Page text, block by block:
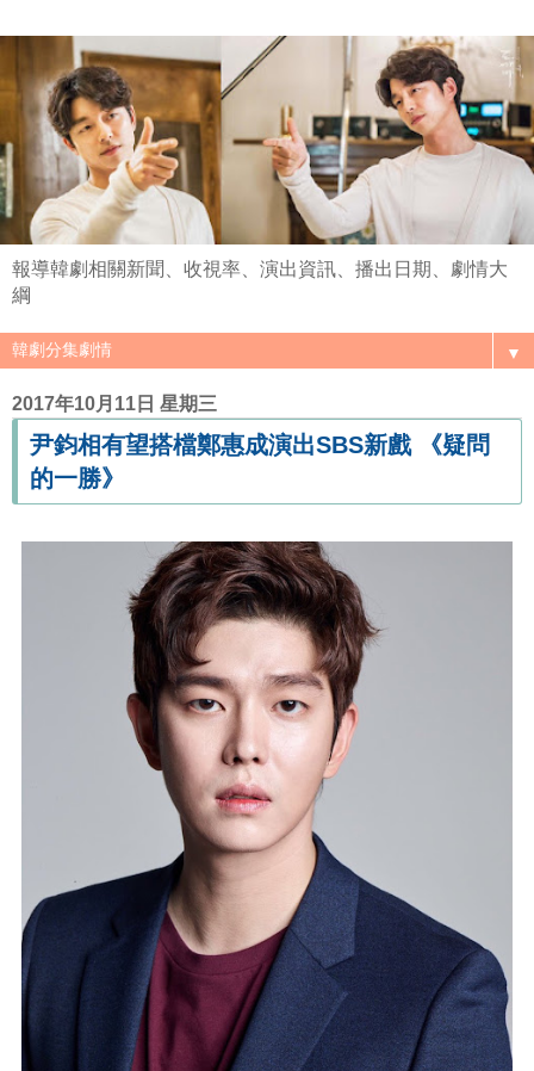
報導韓劇相關新聞、收視率、演出資訊、播出日期、劇情大
綱
▼
2017年10月11日 星期三
尹鈞相有望搭檔鄭惠成演出SBS新戲 《疑問
的一勝》